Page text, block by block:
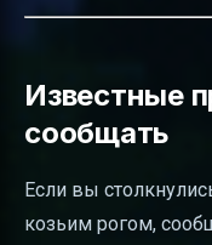
Известные
сообщать
Если вы
козьим рогом,